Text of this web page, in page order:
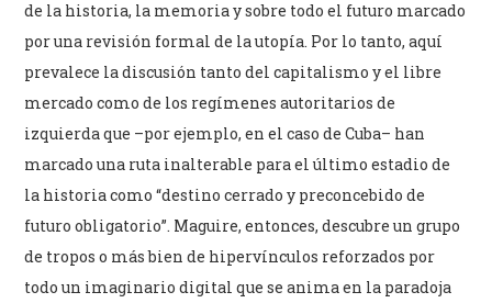
de la historia, la memoria y sobre todo el futuro marcado
por una revisión formal de la utopía. Por lo tanto, aquí
prevalece la discusión tanto del capitalismo y el libre
mercado como de los regímenes autoritarios de
izquierda que –por ejemplo, en el caso de Cuba– han
marcado una ruta inalterable para el último estadio de
la historia como “destino cerrado y preconcebido de
futuro obligatorio”. Maguire, entonces, descubre un grupo
de tropos o más bien de hipervínculos reforzados por
todo un imaginario digital que se anima en la paradoja